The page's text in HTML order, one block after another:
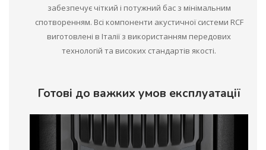
забезпечує чіткий і потужний бас з мінімальним
спотворенням. Всі компоненти акустичної системи RCF
виготовлені в Італії з використанням передових
технологій та високих стандартів якості.
Готові до важких умов експлуатації